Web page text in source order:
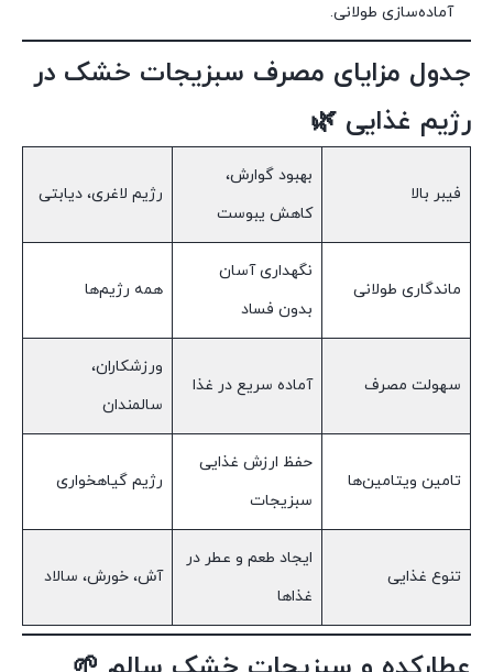
آماده‌سازی طولانی.
جدول مزایای مصرف سبزیجات خشک در
رژیم غذایی 🌿
فیبر بالا
بهبود گوارش،
کاهش یبوست
رژیم لاغری، دیابتی
ماندگاری طولانی
نگهداری آسان
بدون فساد
همه رژیم‌ها
سهولت مصرف آماده سریع در غذا
ورزشکاران،
سالمندان
تامین ویتامین‌ها
حفظ ارزش غذایی
سبزیجات
رژیم گیاهخواری
تنوع غذایی
ایجاد طعم و عطر در
غذاها
آش، خورش، سالاد